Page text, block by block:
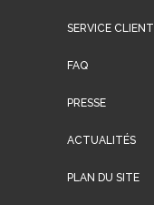
SERVICE CLIENT
FAQ
PRESSE
ACTUALITÉS
PLAN DU SITE